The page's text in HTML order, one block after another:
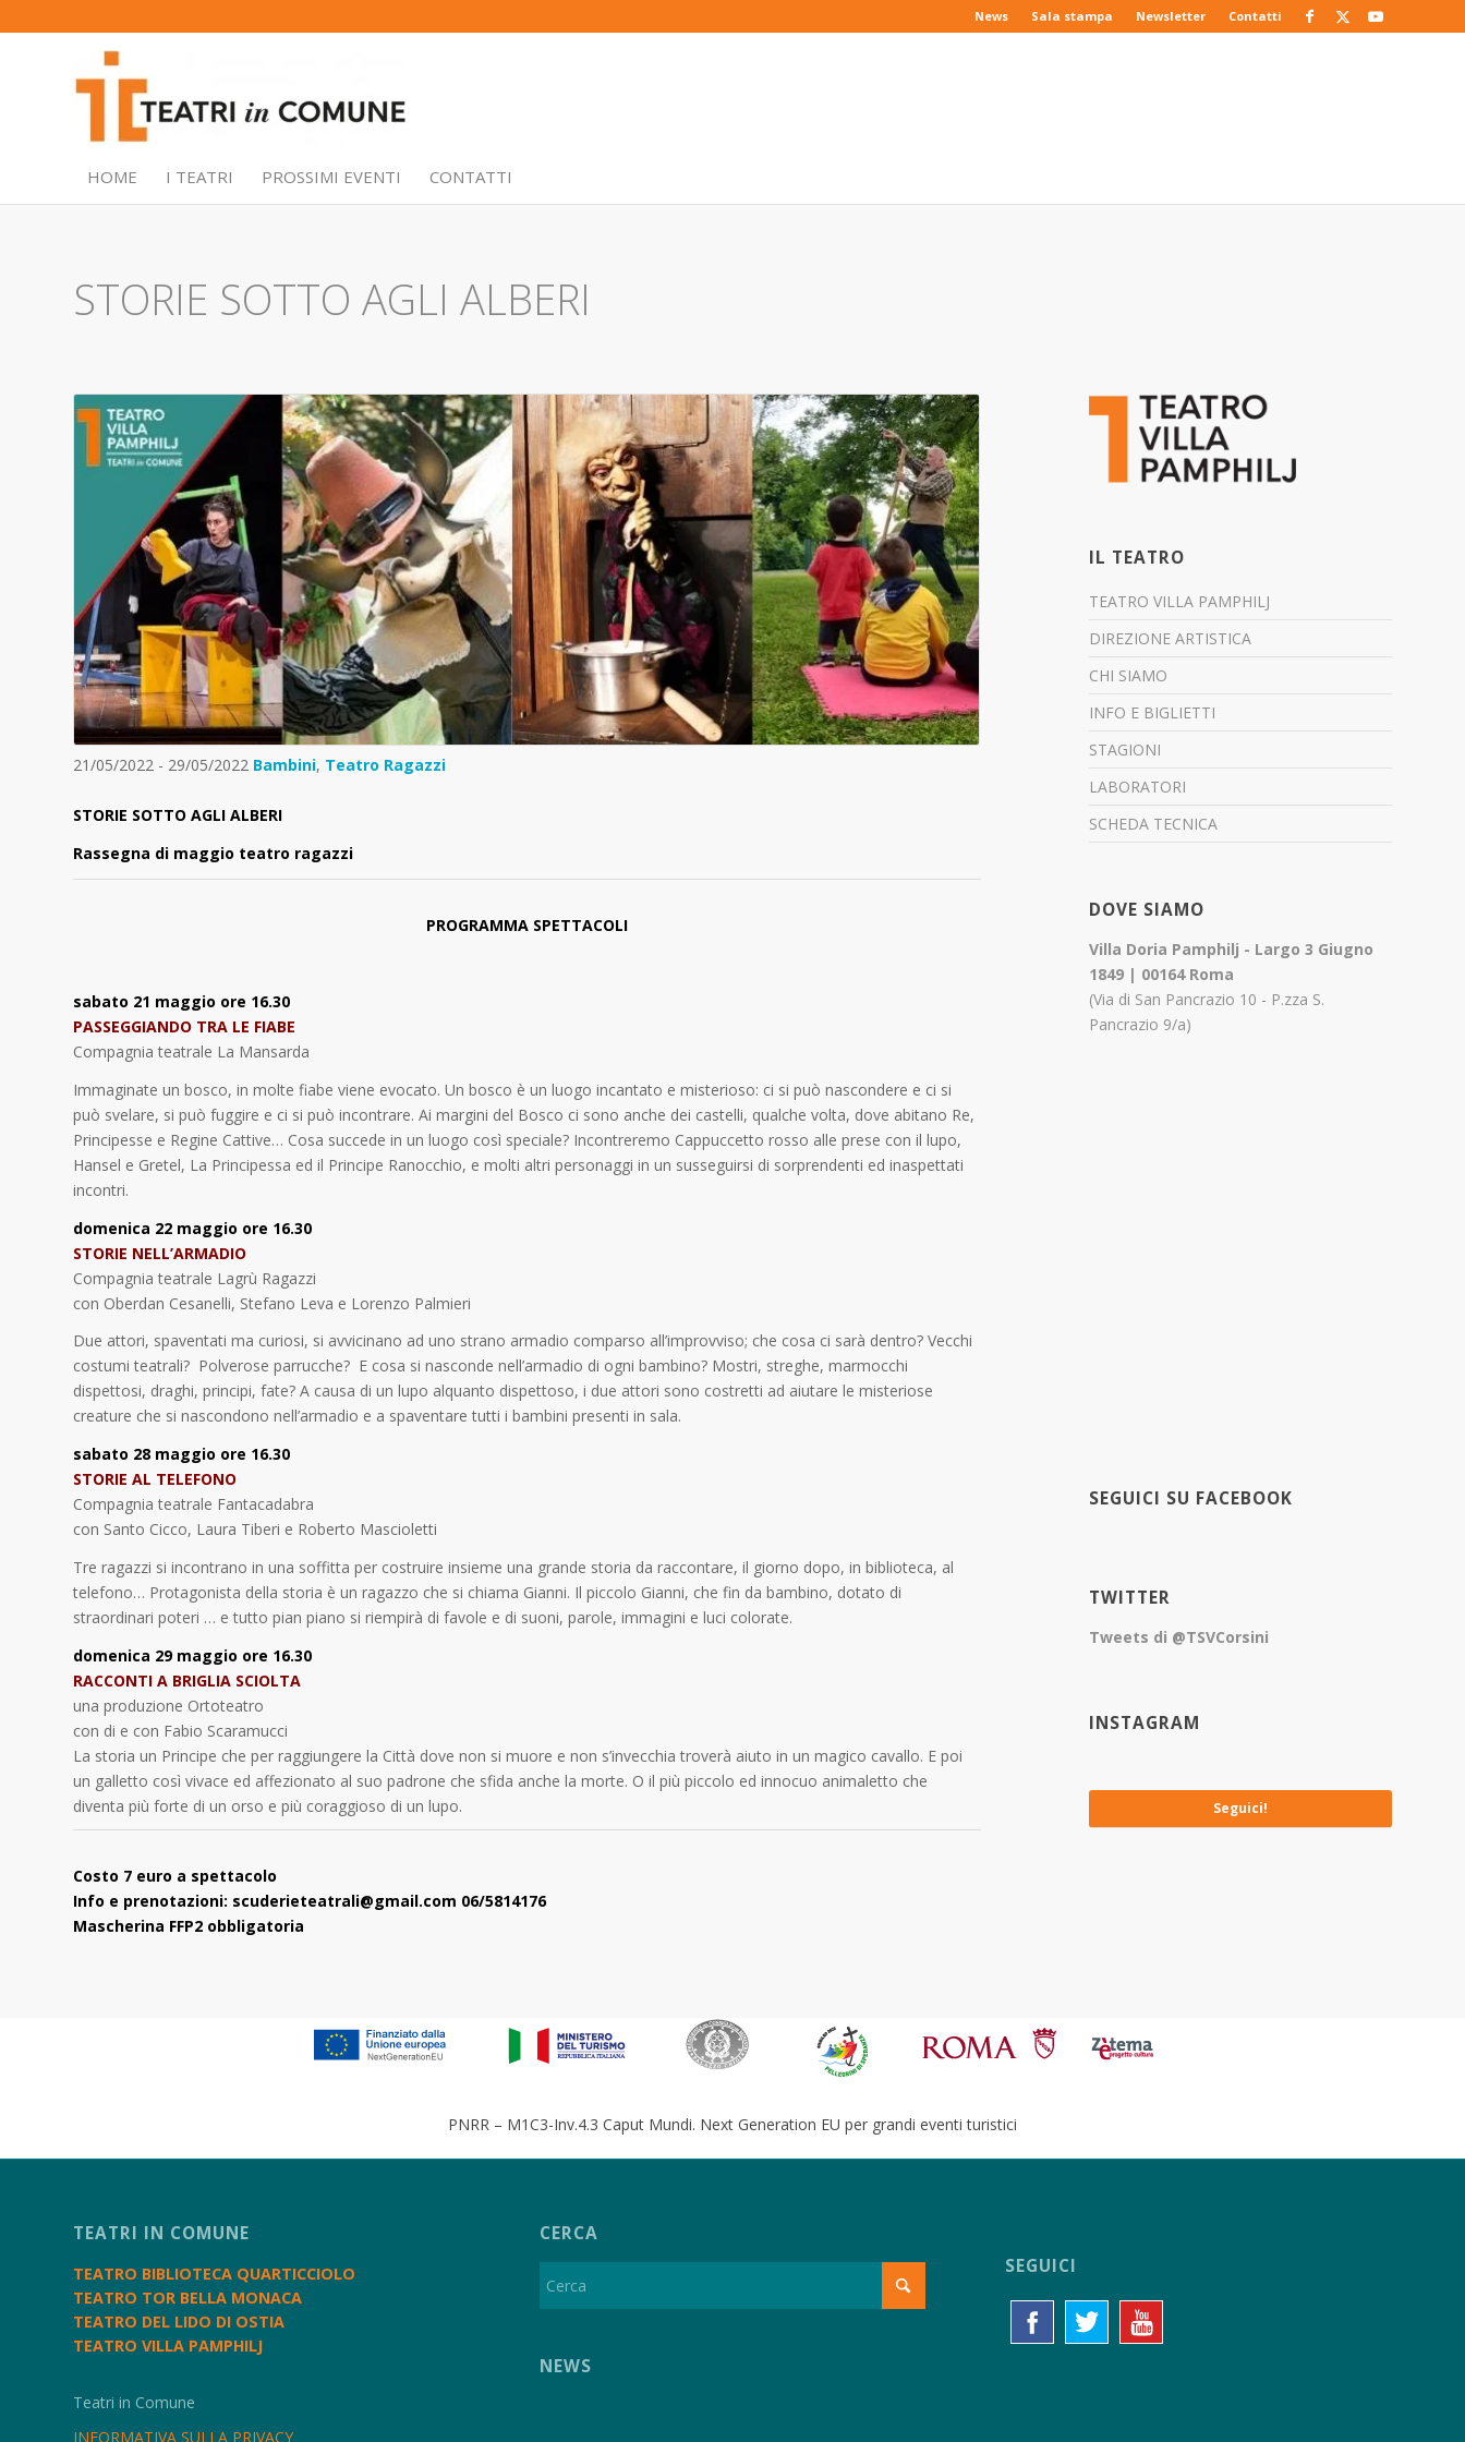
News Sala stampa Newsletter Contatti
HOME I TEATRI PROSSIMI EVENTI CONTATTI
STORIE SOTTO AGLI ALBERI
21/05/2022 - 29/05/2022 Bambini, Teatro Ragazzi
STORIE SOTTO AGLI ALBERI
Rassegna di maggio teatro ragazzi
PROGRAMMA SPETTACOLI
sabato 21 maggio ore 16.30
PASSEGGIANDO TRA LE FIABE
Compagnia teatrale La Mansarda
Immaginate un bosco, in molte fiabe viene evocato. Un bosco è un luogo incantato e misterioso: ci si può nascondere e ci si
può svelare, si può fuggire e ci si può incontrare. Ai margini del Bosco ci sono anche dei castelli, qualche volta, dove abitano Re,
Principesse e Regine Cattive… Cosa succede in un luogo così speciale? Incontreremo Cappuccetto rosso alle prese con il lupo,
Hansel e Gretel, La Principessa ed il Principe Ranocchio, e molti altri personaggi in un susseguirsi di sorprendenti ed inaspettati
incontri.
domenica 22 maggio ore 16.30
STORIE NELL’ARMADIO
Compagnia teatrale Lagrù Ragazzi
con Oberdan Cesanelli, Stefano Leva e Lorenzo Palmieri
Due attori, spaventati ma curiosi, si avvicinano ad uno strano armadio comparso all’improvviso; che cosa ci sarà dentro? Vecchi
costumi teatrali? Polverose parrucche? E cosa si nasconde nell’armadio di ogni bambino? Mostri, streghe, marmocchi
dispettosi, draghi, principi, fate? A causa di un lupo alquanto dispettoso, i due attori sono costretti ad aiutare le misteriose
creature che si nascondono nell’armadio e a spaventare tutti i bambini presenti in sala.
sabato 28 maggio ore 16.30
STORIE AL TELEFONO
Compagnia teatrale Fantacadabra
con Santo Cicco, Laura Tiberi e Roberto Mascioletti
Tre ragazzi si incontrano in una soffitta per costruire insieme una grande storia da raccontare, il giorno dopo, in biblioteca, al
telefono… Protagonista della storia è un ragazzo che si chiama Gianni. Il piccolo Gianni, che fin da bambino, dotato di
straordinari poteri … e tutto pian piano si riempirà di favole e di suoni, parole, immagini e luci colorate.
domenica 29 maggio ore 16.30
RACCONTI A BRIGLIA SCIOLTA
una produzione Ortoteatro
con di e con Fabio Scaramucci
La storia un Principe che per raggiungere la Città dove non si muore e non s’invecchia troverà aiuto in un magico cavallo. E poi
un galletto così vivace ed affezionato al suo padrone che sfida anche la morte. O il più piccolo ed innocuo animaletto che
diventa più forte di un orso e più coraggioso di un lupo.
Costo 7 euro a spettacolo
Info e prenotazioni: scuderieteatrali@gmail.com 06/5814176
Mascherina FFP2 obbligatoria
IL TEATRO
TEATRO VILLA PAMPHILJ
DIREZIONE ARTISTICA
CHI SIAMO
INFO E BIGLIETTI
STAGIONI
LABORATORI
SCHEDA TECNICA
DOVE SIAMO
Villa Doria Pamphilj - Largo 3 Giugno
1849 | 00164 Roma
(Via di San Pancrazio 10 - P.zza S.
Pancrazio 9/a)
SEGUICI SU FACEBOOK
TWITTER
Tweets di @TSVCorsini
INSTAGRAM
Seguici!
PNRR – M1C3-Inv.4.3 Caput Mundi. Next Generation EU per grandi eventi turistici
TEATRI IN COMUNE
TEATRO BIBLIOTECA QUARTICCIOLO
TEATRO TOR BELLA MONACA
TEATRO DEL LIDO DI OSTIA
TEATRO VILLA PAMPHILJ
Teatri in Comune
INFORMATIVA SULLA PRIVACY
CERCA
NEWS
SEGUICI